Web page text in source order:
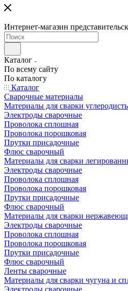
Интернет-магазин
Каталог
По всему сайту
По каталогу
Каталог
Сварочные материалы
Материалы для сварки
Электроды сварочные
Проволока сплошная
Проволока порошковая
Прутки присадочные
Флюс сварочный
Материалы для сварки
Электроды сварочные
Проволока сплошная
Проволока порошковая
Прутки присадочные
Флюс сварочный
Материалы для сварки
Электроды сварочные
Проволока сплошная
Проволока порошковая
Прутки присадочные
Флюс сварочный
Ленты сварочные
Материалы для сварки чугуна и
Электроды сварочные